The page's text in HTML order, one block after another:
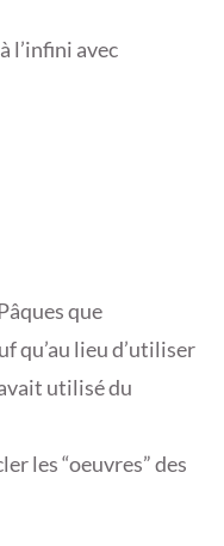
l’infini avec
que
qu’au lieu d’utiliser
utilisé du
les “oeuvres” des